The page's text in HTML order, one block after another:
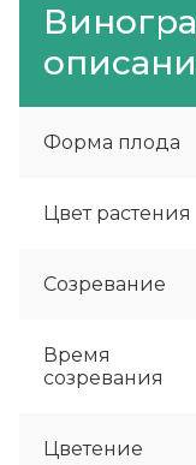
Форма плода
Цвет растения
Созревание
Время
созревания
Цветение